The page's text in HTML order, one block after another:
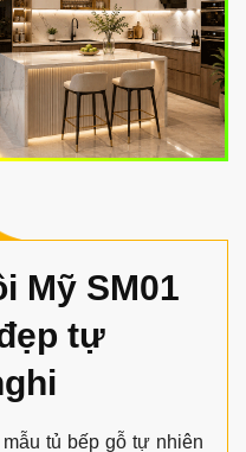
Mỹ SM01
tự
mẫu tủ bếp gỗ tự nhiên